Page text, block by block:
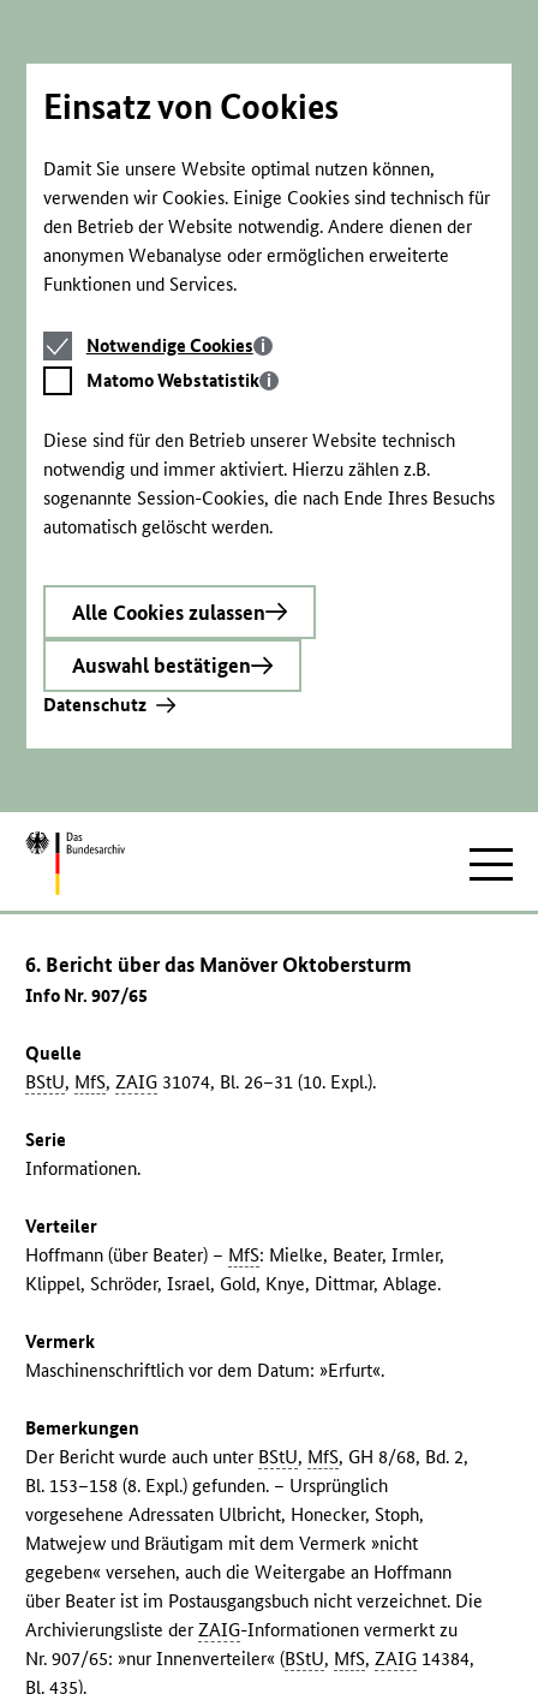
Einsatz von Cookies
Damit Sie unsere Website optimal nutzen können,
verwenden wir Cookies. Einige Cookies sind technisch für
den Betrieb der Website notwendig. Andere dienen der
anonymen Webanalyse oder ermöglichen erweiterte
Funktionen und Services.
Notwendige
Cookies
Notwendige Cookies
Matomo
Webstatistik
Matomo Webstatistik
Diese sind für den Betrieb unserer Website technisch
notwendig und immer aktiviert. Hierzu zählen z.B.
sogenannte Session-Cookies, die nach Ende Ihres Besuchs
automatisch gelöscht werden.
Alle Cookies zulassen
Auswahl bestätigen
Datenschutz
Zur
6. Bericht über das Manöver Oktobersturm
Info Nr. 907/65
Quelle
BStU, MfS,ZAIG 31074, Bl. 26–31 (10. Expl.).
Serie
Informationen.
Verteiler
Hoffmann (über Beater) – MfS: Mielke, Beater, Irmler,
Klippel, Schröder, Israel, Gold, Knye, Dittmar, Ablage.
Vermerk
Maschinenschriftlich vor dem Datum: »Erfurt«.
Bemerkungen
Der Bericht wurde auch unter BStU, MfS, GH 8/68, Bd. 2,
Bl. 153–158 (8. Expl.) gefunden. – Ursprünglich
vorgesehene Adressaten Ulbricht, Honecker, Stoph,
Matwejew und Bräutigam mit dem Vermerk »nicht
gegeben« versehen, auch die Weitergabe an Hoffmann
über Beater ist im Postausgangsbuch nicht verzeichnet. Die
Archivierungsliste derZAIG-Informationen vermerkt zu
Nr. 907/65: »nur Innenverteiler« (BStU, MfS,ZAIG 14384,
Bl. 435).